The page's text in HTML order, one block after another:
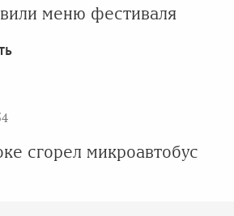
меню фестиваля
сгорел микроавтобус